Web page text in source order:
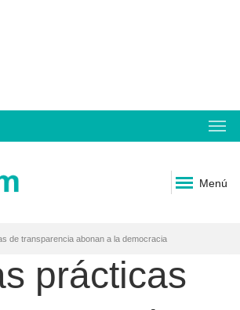
Menú
de transparencia abonan a la democracia
prácticas